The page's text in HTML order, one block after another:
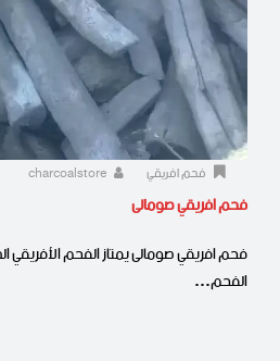
فحم افريقي
فحم افريقي صومالى
فحم افريقي صومالى يمتاز الفحم الأفريقي
الفحم…